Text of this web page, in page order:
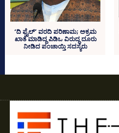
‘ದಿ ಫೈಲ್‌’ ವರದಿ ಪರಿಣಾಮ; ಅಕ್ರಮ
ಖಾತೆ ಮಾಡಿದ್ದ ಪಿಡಿಒ ವಿರುದ್ಧ ದೂರು
ನೀಡಿದ ಪಂಚಾಯ್ತಿ ಸದಸ್ಯರು